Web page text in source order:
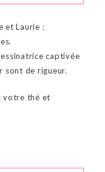
et Laurie :
captivée
sont de rigueur.
votre thé et